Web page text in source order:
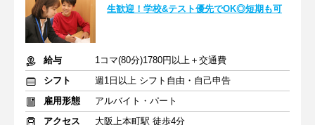
生歓迎！学校&テスト優先でOK◎短期も可
給与
1コマ(80分)1780円以上＋交通費
シフト
週1日以上 シフト自由・自己申告
雇用形態
アルバイト・パート
アクセス
大阪上本町駅 徒歩4分